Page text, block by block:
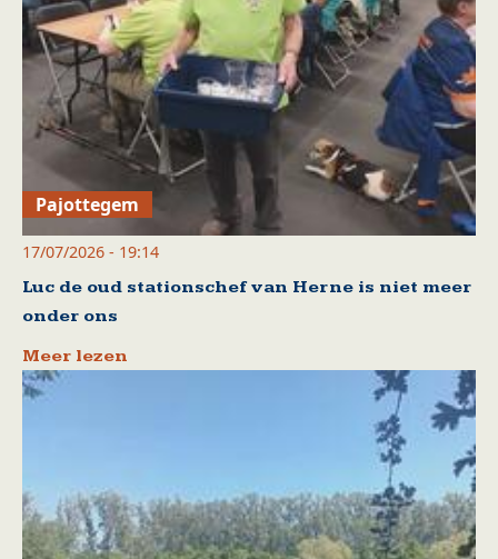
Pajottegem
17/07/2026 - 19:14
Luc de oud stationschef van Herne is niet meer
onder ons
Meer lezen